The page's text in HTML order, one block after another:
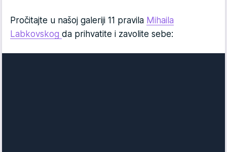
Pročitajte u našoj galeriji 11 pravila Mihaila
Labkovskog da prihvatite i zavolite sebe: